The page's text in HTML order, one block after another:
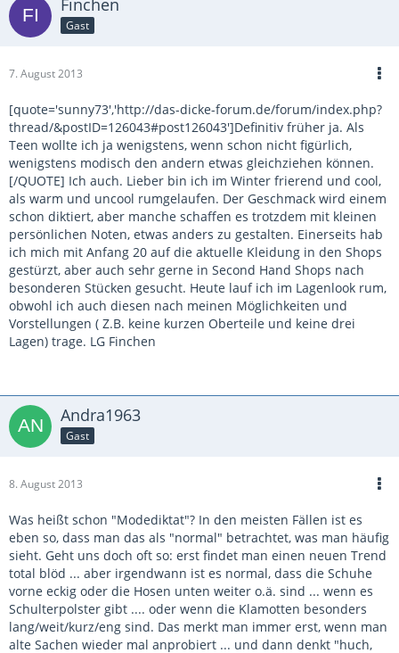
Finchen
Gast
7. August 2013
[quote='sunny73','http://das-dicke-forum.de/forum/index.php?
thread/&postID=126043#post126043']Definitiv früher ja. Als
Teen wollte ich ja wenigstens, wenn schon nicht figürlich,
wenigstens modisch den andern etwas gleichziehen können.
[/QUOTE] Ich auch. Lieber bin ich im Winter frierend und cool,
als warm und uncool rumgelaufen. Der Geschmack wird einem
schon diktiert, aber manche schaffen es trotzdem mit kleinen
persönlichen Noten, etwas anders zu gestalten. Einerseits hab
ich mich mit Anfang 20 auf die aktuelle Kleidung in den Shops
gestürzt, aber auch sehr gerne in Second Hand Shops nach
besonderen Stücken gesucht. Heute lauf ich im Lagenlook rum,
obwohl ich auch diesen nach meinen Möglichkeiten und
Vorstellungen ( Z.B. keine kurzen Oberteile und keine drei
Lagen) trage. LG Finchen
Andra1963
Gast
8. August 2013
Was heißt schon "Modediktat"? In den meisten Fällen ist es
eben so, dass man das als "normal" betrachtet, was man häufig
sieht. Geht uns doch oft so: erst findet man einen neuen Trend
total blöd ... aber irgendwann ist es normal, dass die Schuhe
vorne eckig oder die Hosen unten weiter o.ä. sind ... wenn es
Schulterpolster gibt .... oder wenn die Klamotten besonders
lang/weit/kurz/eng sind. Das merkt man immer erst, wenn man
alte Sachen wieder mal anprobiert ... und dann denkt "huch,